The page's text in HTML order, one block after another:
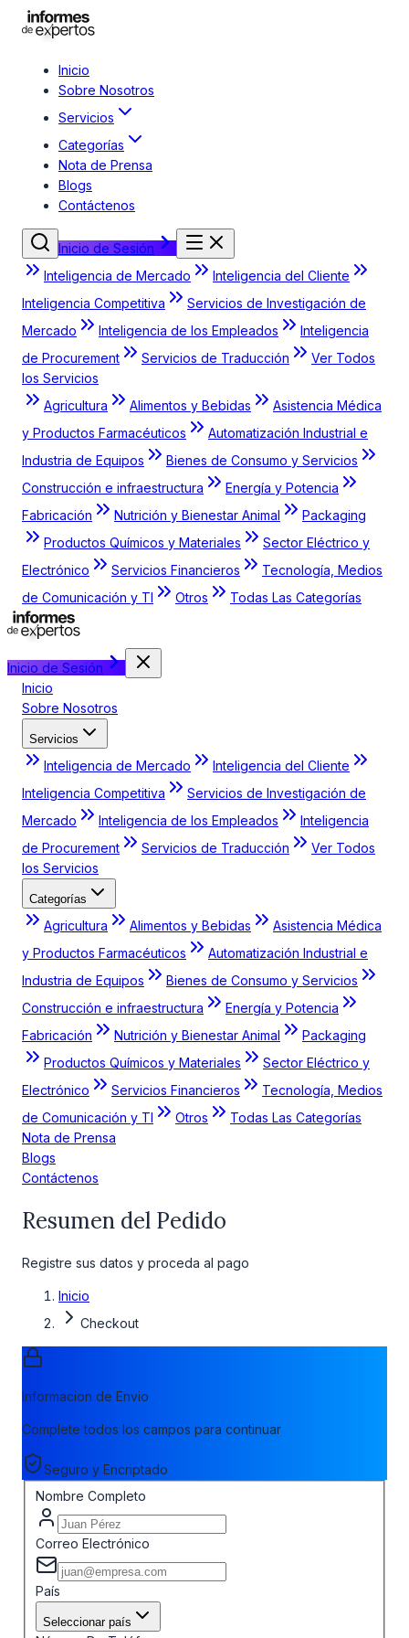
Inicio
Sobre Nosotros
Servicios
Categorías
Nota de Prensa
Blogs
Contáctenos
Inicio de Sesión
Inteligencia de Mercado
Inteligencia del Cliente
Inteligencia Competitiva
Servicios de Investigación de
Mercado
Inteligencia de los Empleados
Inteligencia
de Procurement
Servicios de Traducción
Ver Todos
los Servicios
Agricultura
Alimentos y Bebidas
Asistencia Médica
y Productos Farmacéuticos
Automatización Industrial e
Industria de Equipos
Bienes de Consumo y Servicios
Construcción e infraestructura
Energía y Potencia
Fabricación
Nutrición y Bienestar Animal
Packaging
Productos Químicos y Materiales
Sector Eléctrico y
Electrónico
Servicios Financieros
Tecnología, Medios
de Comunicación y TI
Otros Todas Las Categorías
Inicio de Sesión
Inicio
Sobre Nosotros
Servicios
Inteligencia de Mercado
Inteligencia del Cliente
Inteligencia Competitiva
Servicios de Investigación de
Mercado
Inteligencia de los Empleados
Inteligencia
de Procurement
Servicios de Traducción
Ver Todos
los Servicios
Categorías
Agricultura Alimentos y Bebidas
Asistencia Médica
y Productos Farmacéuticos
Automatización Industrial e
Industria de Equipos
Bienes de Consumo y Servicios
Construcción e infraestructura
Energía y Potencia
Fabricación
Nutrición y Bienestar Animal
Packaging
Productos Químicos y Materiales
Sector Eléctrico y
Electrónico
Servicios Financieros
Tecnología, Medios
de Comunicación y TI
Otros
Todas Las Categorías
Nota de Prensa
Blogs
Contáctenos
Resumen del Pedido
Registre sus datos y proceda al pago
Inicio
Checkout
Informacion de Envio
Complete todos los campos para continuar
Seguro y Encriptado
Nombre Completo
Correo Electrónico
País
Seleccionar país